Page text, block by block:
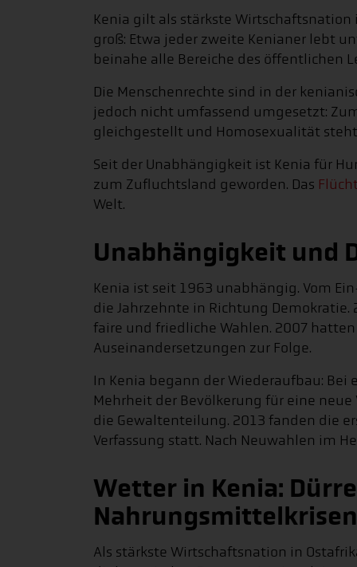
Kenia gilt als stärkste
groß: Etwa jeder zweite Kenianer lebt
beinahe alle Bereiche des öffentlichen
Die Menschenrechte sind in der
jedoch nicht umfassend umgesetzt:
gleichgestellt und Homosexualität
Seit der Unabhängigkeit ist Kenia für
zum Zufluchtsland geworden. Das
Welt.
Unabhängigkeit und
Kenia ist seit 1963 unabhängig. Vom
die Jahrzehnte in Richtung
faire und friedliche Wahlen. 2007
Auseinandersetzungen zur Folge.
In Kenia begann der Wiederaufbau:
Mehrheit der Bevölkerung für eine neue
die Gewaltenteilung. 2013 fanden die
Verfassung statt. Nach Neuwahlen im
Wetter in Kenia:
Nahrungsmittelkrisen
Als stärkste Wirtschaftsnation in